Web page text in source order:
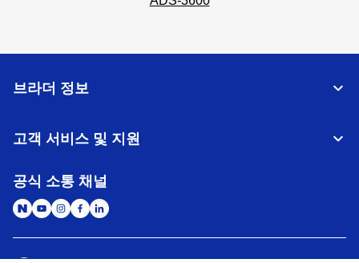
브라더 정보
고객 서비스 및 지원
공식 소통 채널